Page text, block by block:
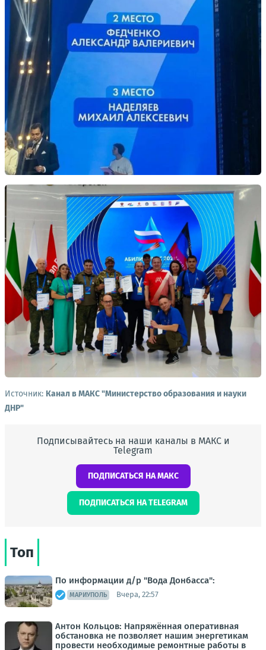
Источник: Канал в МАКС "Министерство образования и науки
ДНР"
Подписывайтесь на наши каналы в МАКС и
Telegram
ПОДПИСАТЬСЯ НА МАКС
ПОДПИСАТЬСЯ НА TELEGRAM
Топ
По информации д/р "Вода Донбасса":
МАРИУПОЛЬ Вчера, 22:57
Антон Кольцов: Напряжённая оперативная
обстановка не позволяет нашим энергетикам
провести необходимые ремонтные работы в